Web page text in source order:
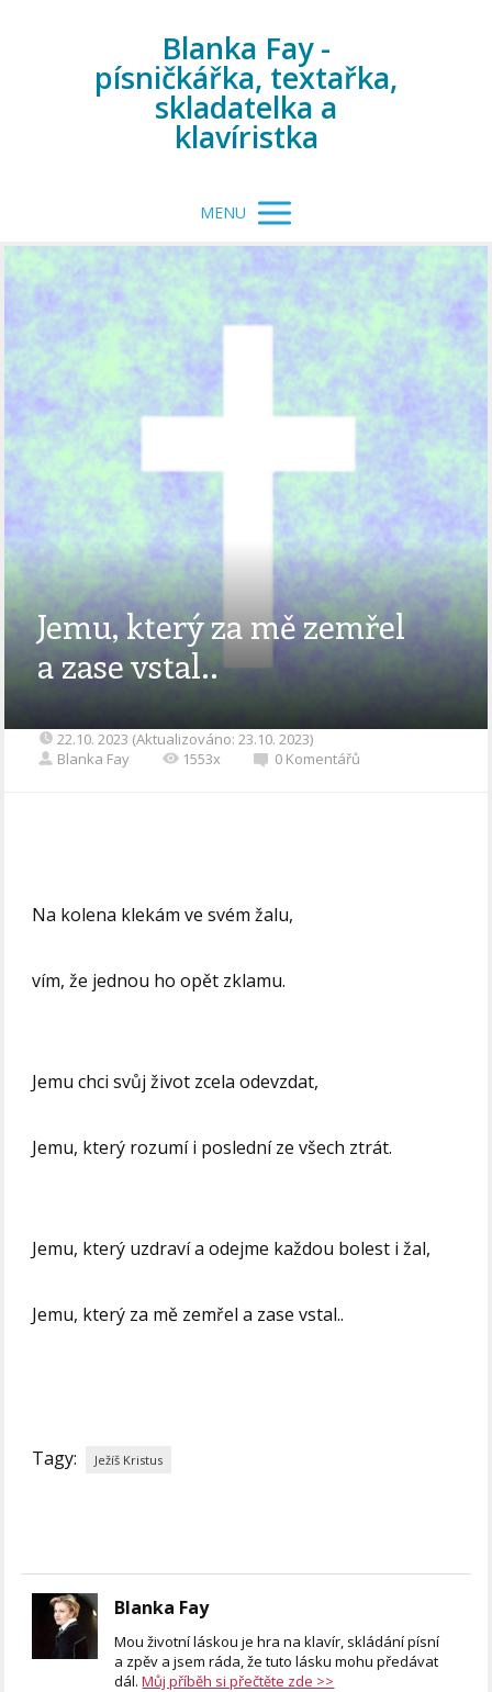
Blanka Fay -
písničkářka, textařka,
skladatelka a
klavíristka
MENU
Jemu, který za mě zemřel
a zase vstal..
22.10. 2023 (Aktualizováno: 23.10. 2023)
Blanka Fay
1553x 0 Komentářů
Na kolena klekám ve svém žalu,
vím, že jednou ho opět zklamu.
Jemu chci svůj život zcela odevzdat,
Jemu, který rozumí i poslední ze všech ztrát.
Jemu, který uzdraví a odejme každou bolest i žal,
Jemu, který za mě zemřel a zase vstal..
Tagy: Ježíš Kristus
Blanka Fay
Mou životní láskou je hra na klavír, skládání písní
a zpěv a jsem ráda, že tuto lásku mohu předávat
dál.Můj příběh si přečtěte zde >>